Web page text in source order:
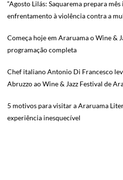
“Agosto Lilás: Saquarema prepara
enfrentamento à violência contra a
Começa hoje em Araruama o Wine &
programação completa
Chef italiano Antonio Di Francesco
Abruzzo ao Wine & Jazz Festival de
5 motivos para visitar a Araruama
experiência inesquecível